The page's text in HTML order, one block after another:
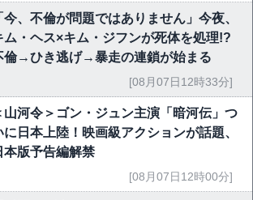
今、不倫が問題ではありません」今夜、
ム・ヘス×キム・ジフンが死体を処理!?
倫→ひき逃げ→暴走の連鎖が始まる
[08月07日12時33分]
山河令＞ゴン・ジュン主演「暗河伝」つ
に日本上陸！映画級アクションが話題、
本版予告編解禁
[08月07日12時00分]